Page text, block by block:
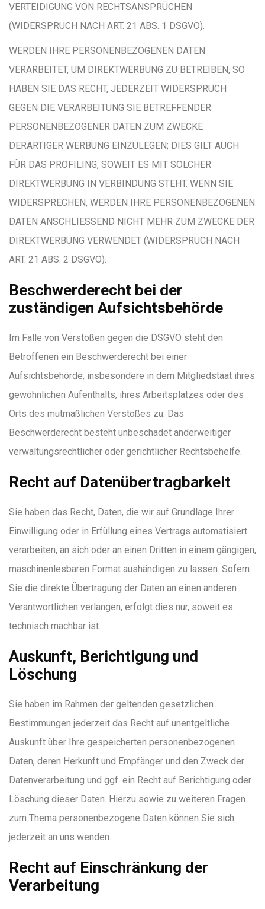
VERTEIDIGUNG VON RECHTSANSPRÜCHEN
(WIDERSPRUCH NACH ART. 21 ABS. 1 DSGVO).
WERDEN IHRE PERSONENBEZOGENEN DATEN
VERARBEITET, UM DIREKTWERBUNG ZU BETREIBEN, SO
HABEN SIE DAS RECHT, JEDERZEIT WIDERSPRUCH
GEGEN DIE VERARBEITUNG SIE BETREFFENDER
PERSONENBEZOGENER DATEN ZUM ZWECKE
DERARTIGER WERBUNG EINZULEGEN; DIES GILT AUCH
FÜR DAS PROFILING, SOWEIT ES MIT SOLCHER
DIREKTWERBUNG IN VERBINDUNG STEHT. WENN SIE
WIDERSPRECHEN, WERDEN IHRE PERSONENBEZOGENEN
DATEN ANSCHLIESSEND NICHT MEHR ZUM ZWECKE DER
DIREKTWERBUNG VERWENDET (WIDERSPRUCH NACH
ART. 21 ABS. 2 DSGVO).
Beschwerde­recht bei der
zuständigen Aufsichts­behörde
Im Falle von Verstößen gegen die DSGVO steht den
Betroffenen ein Beschwerderecht bei einer
Aufsichtsbehörde, insbesondere in dem Mitgliedstaat ihres
gewöhnlichen Aufenthalts, ihres Arbeitsplatzes oder des
Orts des mutmaßlichen Verstoßes zu. Das
Beschwerderecht besteht unbeschadet anderweitiger
verwaltungsrechtlicher oder gerichtlicher Rechtsbehelfe.
Recht auf Daten­übertrag­barkeit
Sie haben das Recht, Daten, die wir auf Grundlage Ihrer
Einwilligung oder in Erfüllung eines Vertrags automatisiert
verarbeiten, an sich oder an einen Dritten in einem gängigen,
maschinenlesbaren Format aushändigen zu lassen. Sofern
Sie die direkte Übertragung der Daten an einen anderen
Verantwortlichen verlangen, erfolgt dies nur, soweit es
technisch machbar ist.
Auskunft, Berichtigung und
Löschung
Sie haben im Rahmen der geltenden gesetzlichen
Bestimmungen jederzeit das Recht auf unentgeltliche
Auskunft über Ihre gespeicherten personenbezogenen
Daten, deren Herkunft und Empfänger und den Zweck der
Datenverarbeitung und ggf. ein Recht auf Berichtigung oder
Löschung dieser Daten. Hierzu sowie zu weiteren Fragen
zum Thema personenbezogene Daten können Sie sich
jederzeit an uns wenden.
Recht auf Einschränkung der
Verarbeitung